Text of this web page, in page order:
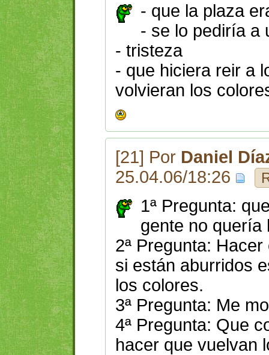
- que la plaza
- se lo pediría a
- tristeza
- que hiciera reir a
volvieran los
[21] Por Daniel
25.04.06/18:26
1ª Pregunta:
gente no quería
2ª Pregunta:
si están aburridos
los colores.
3ª Pregunta: Me
4ª Pregunta: Que
hacer que vuelvan